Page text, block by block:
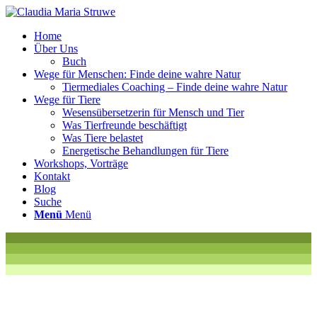
Home
Über Uns
Buch
Wege für Menschen: Finde deine wahre Natur
Tiermediales Coaching – Finde deine wahre Natur
Wege für Tiere
Wesensübersetzerin für Mensch und Tier
Was Tierfreunde beschäftigt
Was Tiere belastet
Energetische Behandlungen für Tiere
Workshops, Vorträge
Kontakt
Blog
Suche
Menü Menü